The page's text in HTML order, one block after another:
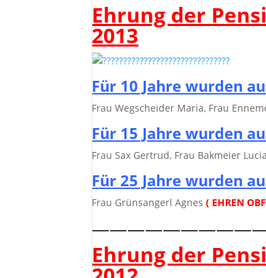
Ehrung der
2013
Für 10 Jahre wurden
Frau Wegscheider Maria, Frau
Für 15 Jahre wurden
Frau Sax Gertrud, Frau Bakmeier
Für 25 Jahre wurden
Frau Grünsangerl Agnes( EHREN
Ehrung der